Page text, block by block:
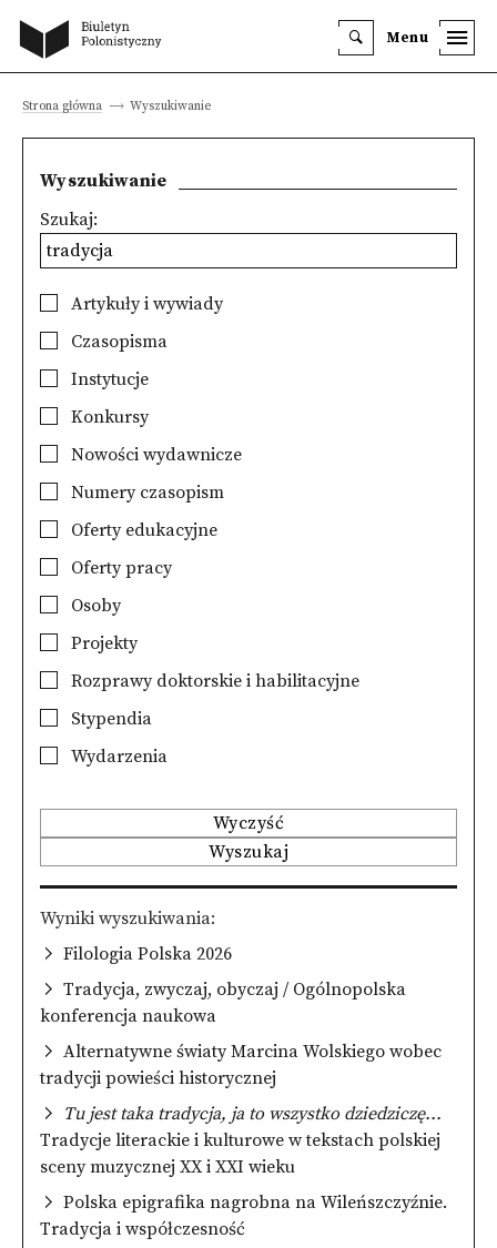
Menu
Strona główna Wyszukiwanie
Wyszukiwanie
Szukaj:
Artykuły i wywiady
Czasopisma
Instytucje
Konkursy
Nowości wydawnicze
Numery czasopism
Oferty edukacyjne
Oferty pracy
Osoby
Projekty
Rozprawy doktorskie i habilitacyjne
Stypendia
Wydarzenia
Wyczyść
Wyszukaj
Wyniki wyszukiwania
Filologia Polska 2026
Tradycja, zwyczaj, obyczaj / Ogólnopolska
konferencja naukowa
Alternatywne światy Marcina Wolskiego wobec
tradycji powieści historycznej
Tu jest taka tradycja, ja to wszystko dziedziczę...
Tradycje literackie i kulturowe w tekstach polskiej
sceny muzycznej XX i XXI wieku
Polska epigrafika nagrobna na Wileńszczyźnie.
Tradycja i współczesność